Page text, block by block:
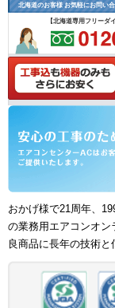
北海道のお客様 お気軽にお問い
【北海道専用フリーダ
おかげ様で21周年、
の業務用エアコンオ
良商品に長年の技術と